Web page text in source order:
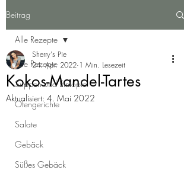
Beitrag
Alle Rezepte
Suppen und Eintöpfe
Ofengerichte
Salate
Gebäck
Süßes Gebäck
Alle Rezepte
Kokos-Mandel-Tartes
Sherry's Pie
24. Apr. 2022 1 Min. Lesezeit
Aktualisiert: 4. Mai 2022